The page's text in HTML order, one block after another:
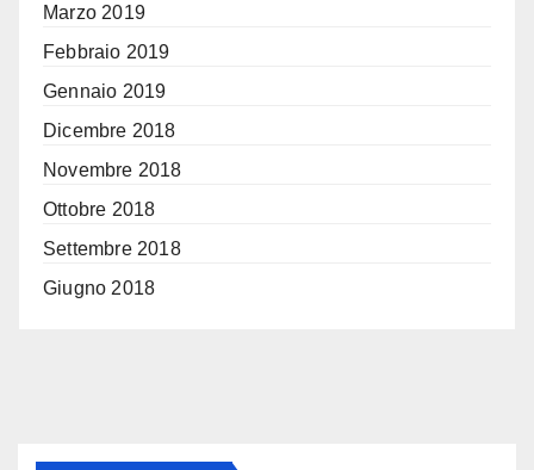
Marzo 2019
Febbraio 2019
Gennaio 2019
Dicembre 2018
Novembre 2018
Ottobre 2018
Settembre 2018
Giugno 2018